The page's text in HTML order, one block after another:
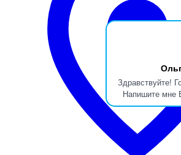
Здравствуйте!
Напишите мне